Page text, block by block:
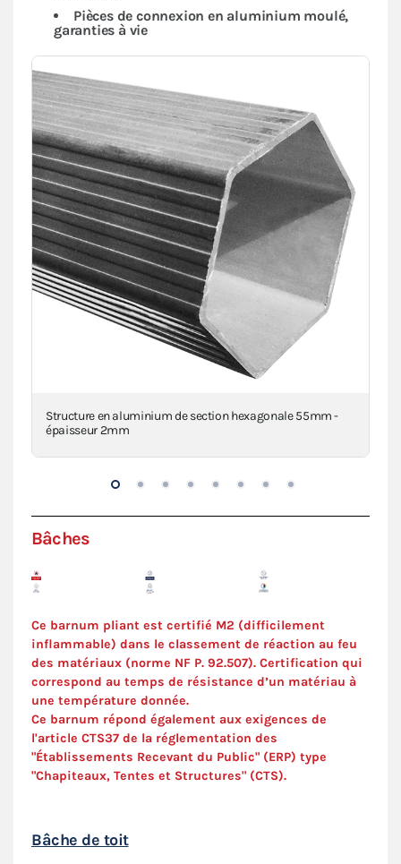
Pièces de connexion en aluminium moulé,
garanties à vie
Structure en aluminium de section hexagonale 55mm -
épaisseur 2mm
Bâches
Ce barnum pliant est certifié M2 (difficilement
inflammable) dans le classement de réaction au feu
des matériaux (norme NF P. 92.507). Certification qui
correspond au temps de résistance d’un matériau à
une température donnée.
Ce barnum répond également aux exigences de
l'article CTS37 de la réglementation des
"Établissements Recevant du Public" (ERP) type
"Chapiteaux, Tentes et Structures" (CTS).
Bâche de toit